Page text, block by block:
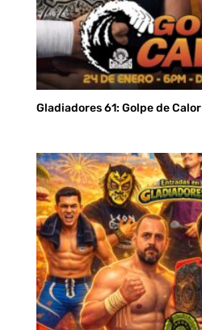
Gladiadores 61: Golpe de Calor